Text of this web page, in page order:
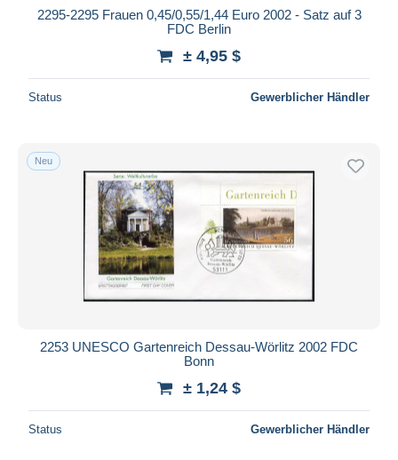
2295-2295 Frauen 0,45/0,55/1,44 Euro 2002 - Satz auf 3
FDC Berlin
± 4,95 $
Status Gewerblicher Händler
Neu
2253 UNESCO Gartenreich Dessau-Wörlitz 2002 FDC
Bonn
± 1,24 $
Status Gewerblicher Händler